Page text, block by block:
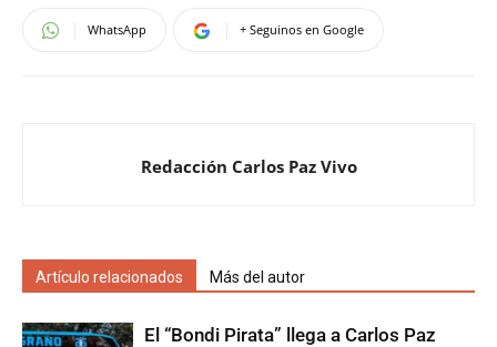
WhatsApp + Seguinos en Google
Redacción Carlos Paz Vivo
Artículo relacionados Más del autor
El “Bondi Pirata” llega a Carlos Paz